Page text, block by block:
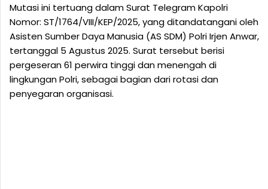
Mutasi ini tertuang dalam Surat Telegram Kapolri
Nomor: ST/1764/VIII/KEP/2025, yang ditandatangani oleh
Asisten Sumber Daya Manusia (AS SDM) Polri Irjen Anwar,
tertanggal 5 Agustus 2025. Surat tersebut berisi
pergeseran 61 perwira tinggi dan menengah di
lingkungan Polri, sebagai bagian dari rotasi dan
penyegaran organisasi.